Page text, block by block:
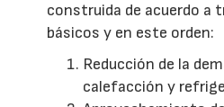
construida de acuerdo a
básicos y en este orden:
Reducción de la
calefacción y